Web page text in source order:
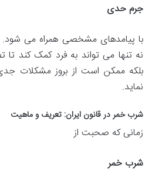
جرم حدی
با پیامدهای مشخصی همراه می شود.
نه تنها می تواند به فرد کمک کند تا
بلکه ممکن است از بروز مشکلات
نماید.
شرب خمر در قانون ایران: تعریف و ماهیت
زمانی که صحبت از
شرب خمر